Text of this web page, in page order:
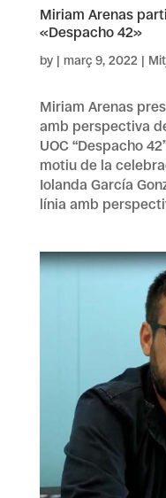
Miriam Arenas
«Despacho 42»
by | març 9, 2022|
Miriam Arenas
amb perspectiva
UOC “Despacho
motiu de la
Iolanda García
línia amb